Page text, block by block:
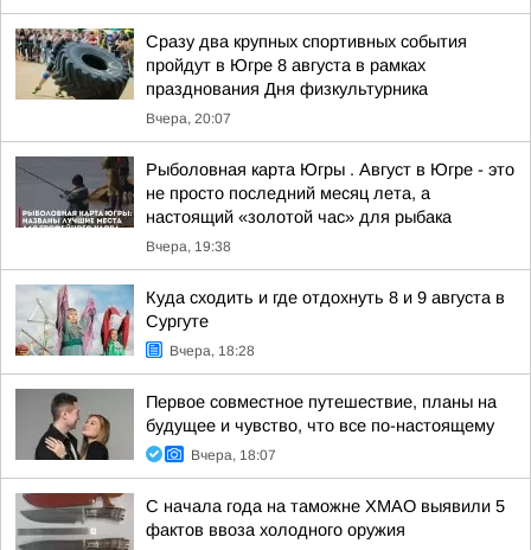
Сразу два крупных спортивных события
пройдут в Югре 8 августа в рамках
празднования Дня физкультурника
Вчера, 20:07
Рыболовная карта Югры . Август в Югре - это
не просто последний месяц лета, а
настоящий «золотой час» для рыбака
Вчера, 19:38
Куда сходить и где отдохнуть 8 и 9 августа в
Сургуте
Вчера, 18:28
Первое совместное путешествие, планы на
будущее и чувство, что все по-настоящему
Вчера, 18:07
С начала года на таможне ХМАО выявили 5
фактов ввоза холодного оружия